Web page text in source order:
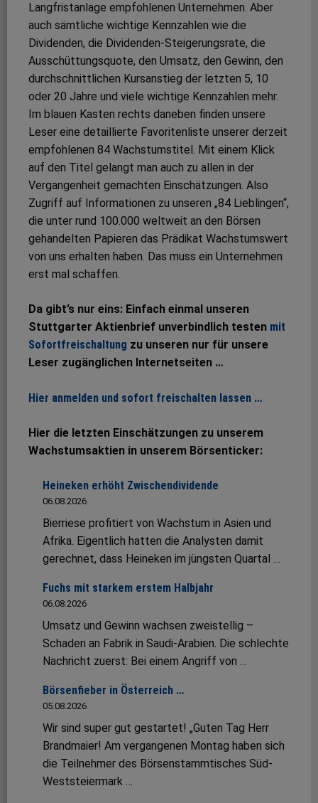
Langfristanlage empfohlenen Unternehmen. Aber
auch sämtliche wichtige Kennzahlen wie die
Dividenden, die Dividenden-Steigerungsrate, die
Ausschüttungsquote, den Umsatz, den Gewinn, den
durchschnittlichen Kursanstieg der letzten 5, 10
oder 20 Jahre und viele wichtige Kennzahlen mehr.
Im blauen Kasten rechts daneben finden unsere
Leser eine detaillierte Favoritenliste unserer derzeit
empfohlenen 84 Wachstumstitel. Mit einem Klick
auf den Titel gelangt man auch zu allen in der
Vergangenheit gemachten Einschätzungen. Also
Zugriff auf Informationen zu unseren „84 Lieblingen“,
die unter rund 100.000 weltweit an den Börsen
gehandelten Papieren das Prädikat Wachstumswert
von uns erhalten haben. Das muss ein Unternehmen
erst mal schaffen.
Da gibt’s nur eins: Einfach einmal unseren
Stuttgarter Aktienbrief unverbindlich testen mit
Sofortfreischaltung zu unseren nur für unsere
Leser zugänglichen Internetseiten …
Hier anmelden und sofort freischalten lassen …
Hier die letzten Einschätzungen zu unserem
Wachstumsaktien in unserem Börsenticker:
Heineken erhöht Zwischendividende
06.08.2026
Bierriese profitiert von Wachstum in Asien und
Afrika. Eigentlich hatten die Analysten damit
gerechnet, dass Heineken im jüngsten Quartal …
Fuchs mit starkem erstem Halbjahr
06.08.2026
Umsatz und Gewinn wachsen zweistellig –
Schaden an Fabrik in Saudi-Arabien. Die schlechte
Nachricht zuerst: Bei einem Angriff von …
Börsenfieber in Österreich …
05.08.2026
Wir sind super gut gestartet! „Guten Tag Herr
Brandmaier! Am vergangenen Montag haben sich
die Teilnehmer des Börsenstammtisches Süd-
Weststeiermark …